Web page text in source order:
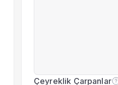
Çeyreklik Çarpanlar